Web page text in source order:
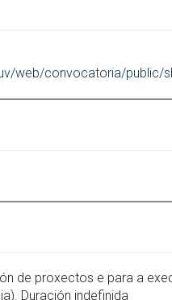
web/convocatoria/public/
de proxectos e para a
Duración indefinida